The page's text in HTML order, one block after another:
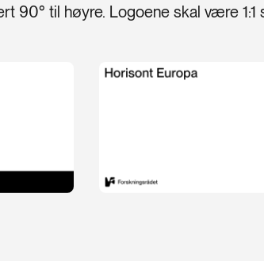
90° til høyre. Logoene skal være 1:1